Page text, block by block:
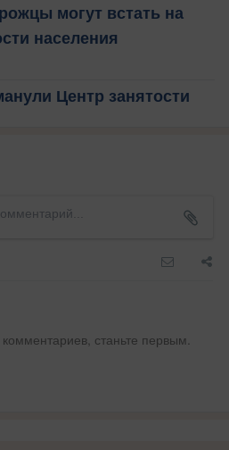
могут встать на
населения
Центр занятости
станьте первым.